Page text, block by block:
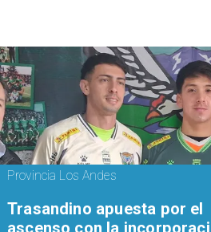
Provincia Los Andes
Trasandino apuesta por el
ascenso con la